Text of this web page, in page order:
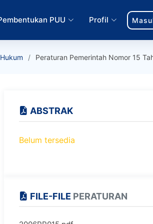
PUU Profil
Peraturan Pemerintah Nomor 15
ABSTRAK
Belum tersedia
FILE-FILE PERATURAN